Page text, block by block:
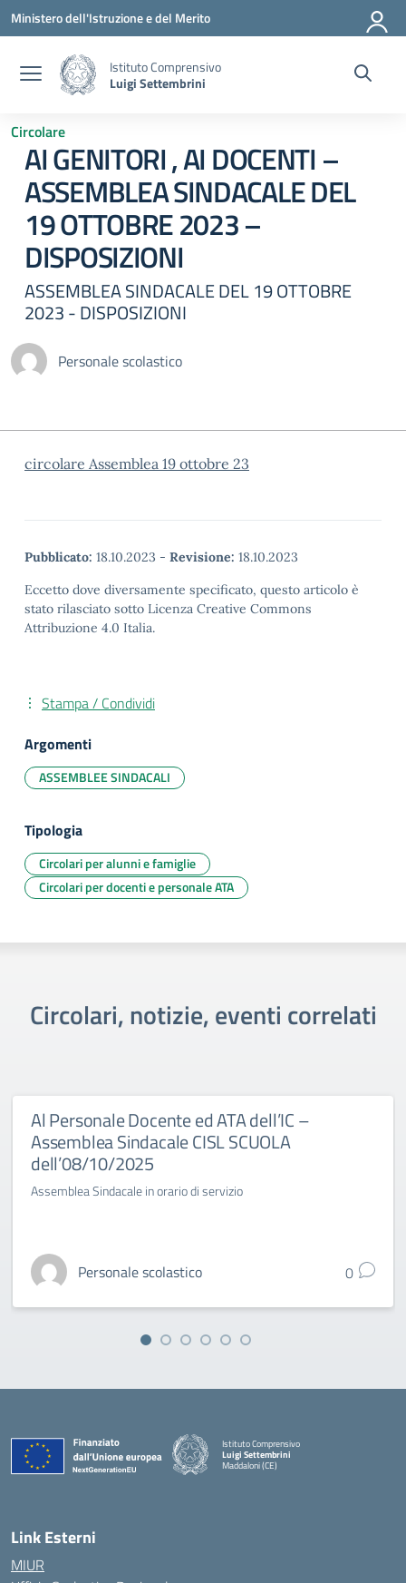
Vai ai contenuti
Vai al menu di navigazione
Vai al footer
Ministero dell'Istruzione e del Merito
Istituto Comprensivo
Luigi Settembrini
Circolare
AI GENITORI , AI DOCENTI –
ASSEMBLEA SINDACALE DEL
19 OTTOBRE 2023 –
DISPOSIZIONI
ASSEMBLEA SINDACALE DEL 19 OTTOBRE
2023 - DISPOSIZIONI
Personale scolastico
circolare Assemblea 19 ottobre 23
Pubblicato: 18.10.2023 - Revisione: 18.10.2023
Eccetto dove diversamente specificato, questo articolo è
stato rilasciato sotto Licenza Creative Commons
Attribuzione 4.0 Italia.
Stampa / Condividi
Argomenti
ASSEMBLEE SINDACALI
Tipologia
Circolari per alunni e famiglie
Circolari per docenti e personale ATA
Circolari, notizie, eventi correlati
Al Personale Docente ed ATA dell’IC –
Assemblea Sindacale CISL SCUOLA
dell’08/10/2025
Assemblea Sindacale in orario di servizio
Personale scolastico 0
Istituto Comprensivo
Luigi Settembrini
Maddaloni (CE)
Link Esterni
MIUR